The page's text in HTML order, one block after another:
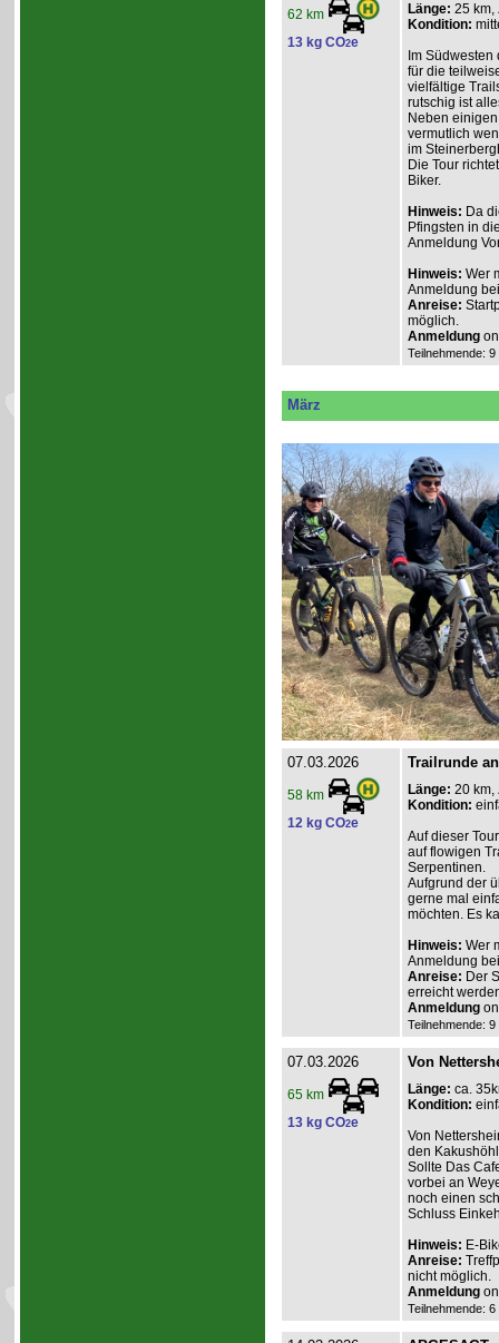
62 km
13 kg CO2e
Länge: 25 km,
Kondition:
Im
für die
vielfältige
rutschig ist
Neben
vermutlich
im
Die Tour
Biker.
Hinweis: Da
Pfingsten in
Anmeldung
Hinweis: Wer
Anmeldung
Anreise:
möglich.
Anmeldung
Teilnehmende:
März
07.03.2026
58 km
12 kg CO2e
Trailrunde
Länge: 20 km,
Kondition:
Auf dieser
auf flowigen
Serpentinen.
Aufgrund der
gerne mal
möchten. Es
Hinweis: Wer
Anmeldung
Anreise: Der
erreicht
Anmeldung
Teilnehmende:
07.03.2026
65 km
13 kg CO2e
Von
Länge: ca.
Kondition:
Von
den
Sollte Das
vorbei an
noch einen
Schluss
Hinweis: E-
Anreise:
nicht möglich.
Anmeldung
Teilnehmende: